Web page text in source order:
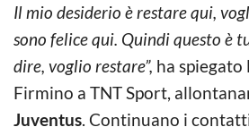
Il mio desiderio è restare qui,
sono felice qui. Quindi questo è
dire, voglio restare”, ha spiegato
Firmino a TNT Sport,
Juventus. Continuano i